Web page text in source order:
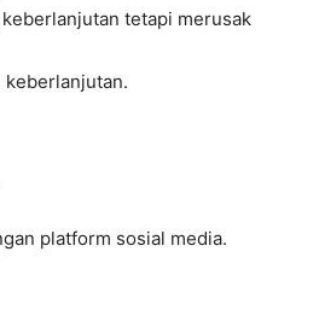
tetapi merusak
platform sosial media.